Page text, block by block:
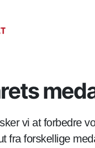
vi at forbedre
fra forskellige